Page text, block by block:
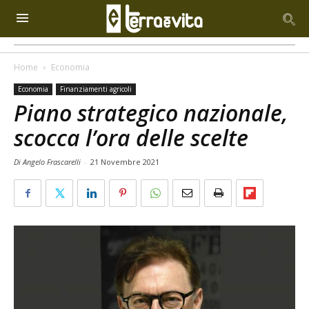
Home Economia
Economia Finanziamenti agricoli
Piano strategico nazionale,
scocca l’ora delle scelte
Di Angelo Frascarelli - 21 Novembre 2021